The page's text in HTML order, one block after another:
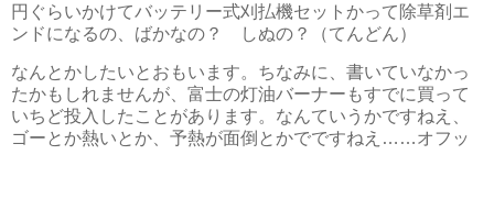
円ぐらいかけてバッテリー式刈払機セットかって除草剤エ
ンドになるの、ばかなの？ しぬの？（てんどん）
なんとかしたいとおもいます。ちなみに、書いていなかっ
たかもしれませんが、富士の灯油バーナーもすでに買って
いちど投入したことがあります。なんていうかですねえ、
ゴーとか熱いとか、予熱が面倒とかでですねえ……オフッ